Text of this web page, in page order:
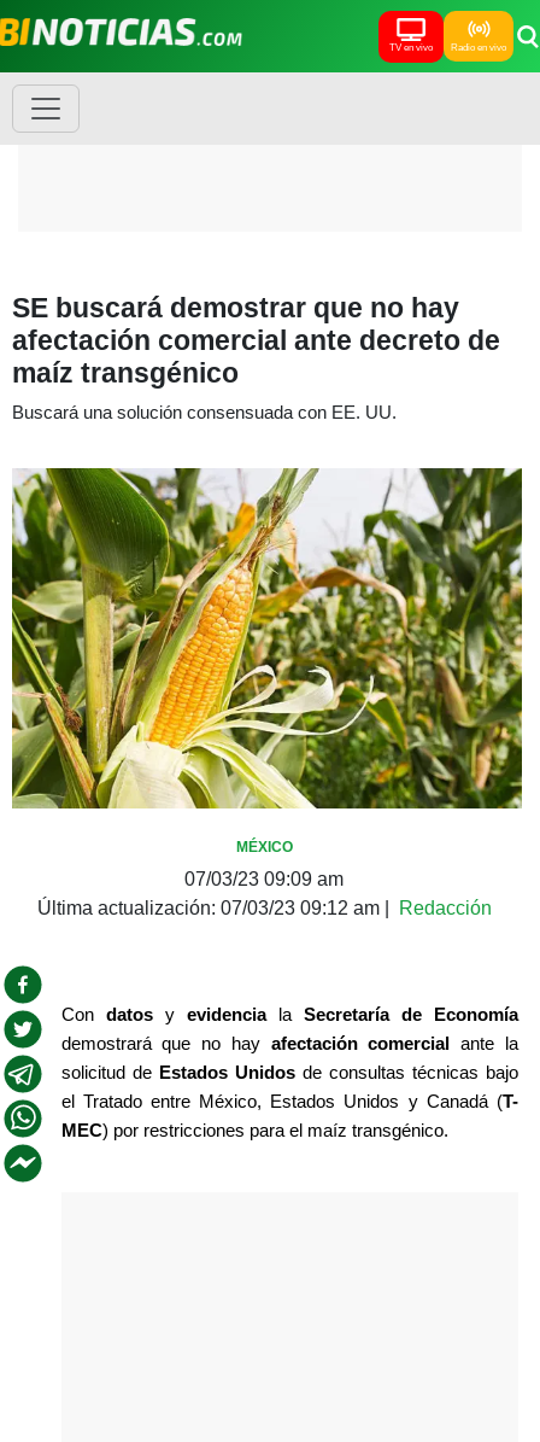
TV en vivo Radio en vivo
SE buscará demostrar que no hay
afectación comercial ante decreto de
maíz transgénico
Buscará una solución consensuada con EE. UU.
MÉXICO
07/03/23 09:09 am
Última actualización: 07/03/23 09:12 am| Redacción
Con datos y evidencia la Secretaría de Economía
demostrará que no hay afectación comercial
ante la
solicitud de Estados Unidos de consultas técnicas bajo
el Tratado entre México, Estados Unidos y Canadá (T-
MEC) por restricciones para el maíz transgénico.